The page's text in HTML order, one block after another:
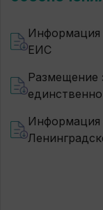
Информация
ЕИС
Размещение
Информация